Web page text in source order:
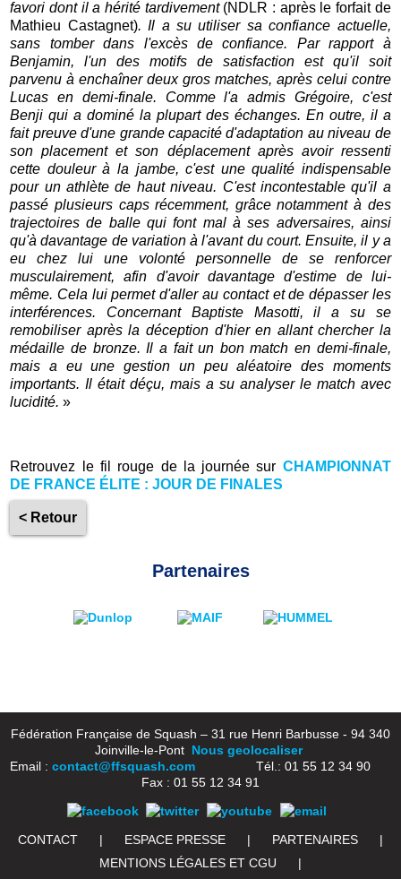
favori dont il a hérité tardivement(NDLR : après le forfait de
Mathieu Castagnet). Il a su utiliser sa confiance actuelle,
sans tomber dans l'excès de confiance. Par rapport à
Benjamin, l'un des motifs de satisfaction est qu'il soit
parvenu à enchaîner deux gros matches, après celui contre
Lucas en demi-finale. Comme l'a admis Grégoire, c'est
Benji qui a dominé la plupart des échanges. En outre, il a
fait preuve d'une grande capacité d'adaptation au niveau de
son placement et son déplacement après avoir ressenti
cette douleur à la jambe, c'est une qualité indispensable
pour un athlète de haut niveau. C'est incontestable qu'il a
passé plusieurs caps récemment, grâce notamment à des
trajectoires de balle qui font mal à ses adversaires, ainsi
qu'à davantage de variation à l'avant du court. Ensuite, il y a
eu chez lui une volonté personnelle de se renforcer
musculairement, afin d'avoir davantage d'estime de lui-
même. Cela lui permet d'aller au contact et de dépasser les
interférences. Concernant Baptiste Masotti, il a su se
remobiliser après la déception d'hier en allant chercher la
médaille de bronze. Il a fait un bon match en demi-finale,
mais a eu une gestion un peu aléatoire des moments
importants. Il était déçu, mais a su analyser le match avec
lucidité. »
Retrouvez le fil rouge de la journée sur CHAMPIONNAT
DE FRANCE ÉLITE : JOUR DE FINALES
< Retour
Partenaires
Fédération Française de Squash – 31 rue Henri Barbusse - 94 340
Joinville-le-Pont Nous geolocaliser
Email : contact@ffsquash.comTél.: 01 55 12 34 90
Fax : 01 55 12 34 91
CONTACT | ESPACE PRESSE | PARTENAIRES
|
MENTIONS LÉGALES ET CGU
|